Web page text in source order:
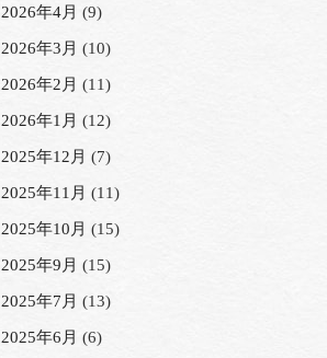
2026年4月 (9)
2026年3月 (10)
2026年2月 (11)
2026年1月 (12)
2025年12月 (7)
2025年11月 (11)
2025年10月 (15)
2025年9月 (15)
2025年7月 (13)
2025年6月 (6)